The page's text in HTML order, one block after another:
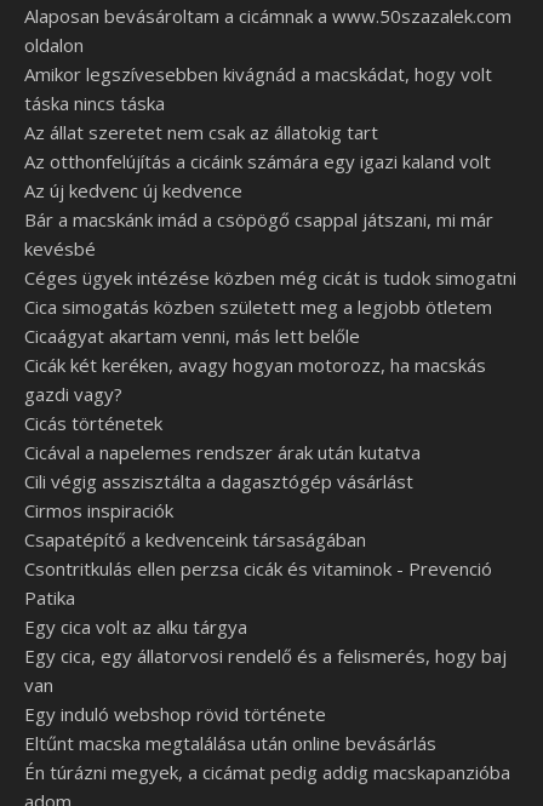
Alaposan bevásároltam a cicámnak a www.50szazalek.com
oldalon
Amikor legszívesebben kivágnád a macskádat, hogy volt
táska nincs táska
Az állat szeretet nem csak az állatokig tart
Az otthonfelújítás a cicáink számára egy igazi kaland volt
Az új kedvenc új kedvence
Bár a macskánk imád a csöpögő csappal játszani, mi már
kevésbé
Céges ügyek intézése közben még cicát is tudok simogatni
Cica simogatás közben született meg a legjobb ötletem
Cicaágyat akartam venni, más lett belőle
Cicák két keréken, avagy hogyan motorozz, ha macskás
gazdi vagy?
Cicás történetek
Cicával a napelemes rendszer árak után kutatva
Cili végig asszisztálta a dagasztógép vásárlást
Cirmos inspiraciók
Csapatépítő a kedvenceink társaságában
Csontritkulás ellen perzsa cicák és vitaminok - Prevenció
Patika
Egy cica volt az alku tárgya
Egy cica, egy állatorvosi rendelő és a felismerés, hogy baj
van
Egy induló webshop rövid története
Eltűnt macska megtalálása után online bevásárlás
Én túrázni megyek, a cicámat pedig addig macskapanzióba
adom